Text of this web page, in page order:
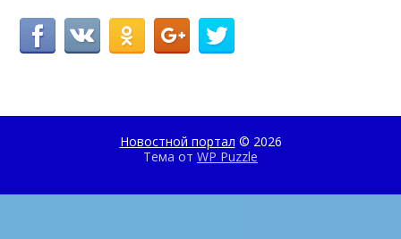
Новостной портал © 2026
Тема от WP Puzzle